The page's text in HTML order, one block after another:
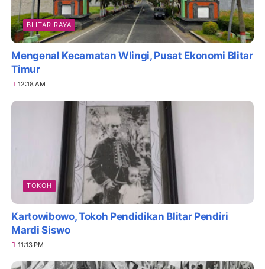
BLITAR RAYA
Mengenal Kecamatan Wlingi, Pusat Ekonomi Blitar
Timur
12:18 AM
TOKOH
Kartowibowo, Tokoh Pendidikan Blitar Pendiri
Mardi Siswo
11:13 PM